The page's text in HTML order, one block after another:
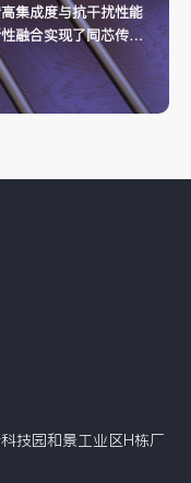
集成度与抗干扰性能
融合实现了同芯传
等领域提供了高效、
技园和景工业区H栋厂